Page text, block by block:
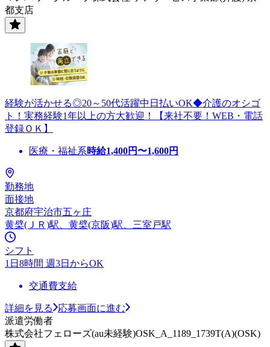
都支店
経験が活かせる◎20～50代活躍中日払いOK◆介護のオシゴ
ト！実務経験1年以上の方大歓迎！【来社不要！WEB・電話
登録ＯＫ】
医療・福祉系時給1,400円〜1,600円
勤務地
面接地
京都府宇治市五ヶ庄
黄檗(ＪＲ)駅、黄檗(京阪)駅、三室戸駅
シフト
1日8時間 週3日からOK
交通費支給
詳細を見る
応募画面に進む
派遣労働者
株式会社フェローズ(au未経験)OSK_A_1189_1739T(A)(OSK)